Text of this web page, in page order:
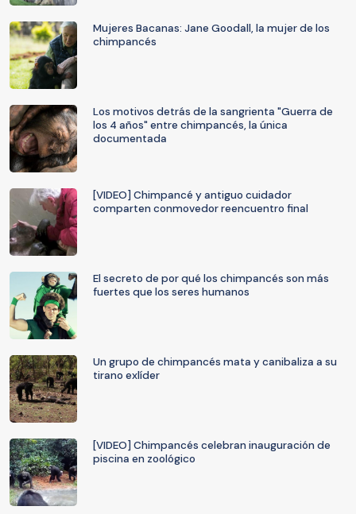
Mujeres Bacanas: Jane Goodall, la mujer de los
chimpancés
Los motivos detrás de la sangrienta "Guerra de
los 4 años" entre chimpancés, la única
documentada
[VIDEO] Chimpancé y antiguo cuidador
comparten conmovedor reencuentro final
El secreto de por qué los chimpancés son más
fuertes que los seres humanos
Un grupo de chimpancés mata y canibaliza a su
tirano exlíder
[VIDEO] Chimpancés celebran inauguración de
piscina en zoológico